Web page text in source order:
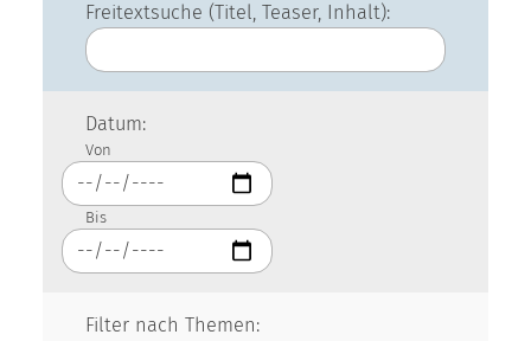
Freitextsuche (Titel, Teaser, Inhalt):
Datum:
Von
Bis
Filter nach Themen: